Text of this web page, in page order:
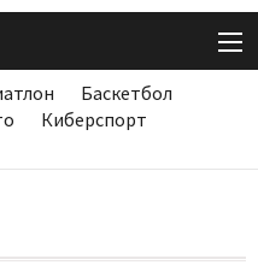
Баскетбол
Киберспорт